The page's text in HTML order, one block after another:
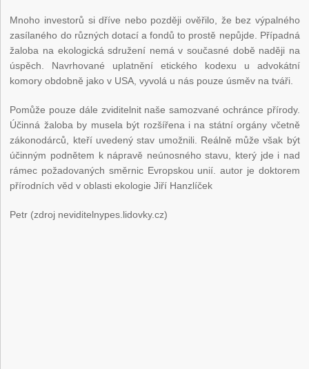
Mnoho investorů si dříve nebo později ověřilo, že bez výpalného
zasílaného do různých dotací a fondů to prostě nepůjde. Případná
žaloba na ekologická sdružení nemá v současné době naději na
úspěch. Navrhované uplatnění etického kodexu u advokátní
komory obdobně jako v USA, vyvolá u nás pouze úsměv na tváři.
Pomůže pouze dále zviditelnit naše samozvané ochránce přírody.
Účinná žaloba by musela být rozšířena i na státní orgány včetně
zákonodárců, kteří uvedený stav umožnili. Reálně může však být
účinným podnětem k nápravě neúnosného stavu, který jde i nad
rámec požadovaných směrnic Evropskou unií. autor je doktorem
přírodních věd v oblasti ekologie Jiří Hanzlíček
Petr (zdroj neviditelnypes.lidovky.cz)